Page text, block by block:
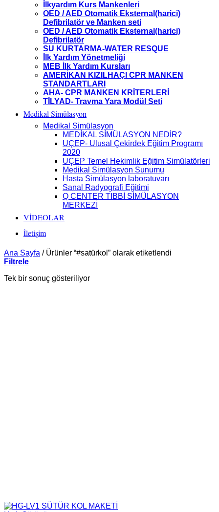
İlkyardım Kurs Mankenleri
OED / AED Otomatik Eksternal(harici)
Defibrilatör ve Manken seti
OED / AED Otomatik Eksternal(harici)
Defibrilatör
SU KURTARMA-WATER RESQUE
İlk Yardım Yönetmeliği
MEB İlk Yardım Kursları
AMERİKAN KIZILHAÇI CPR MANKEN
STANDARTLARI
AHA- CPR MANKEN KRİTERLERİ
TİLYAD- Travma Yara Modül Seti
Medikal Simülasyon
Medikal Simülasyon
MEDİKAL SİMÜLASYON NEDİR?
UÇEP- Ulusal Çekirdek Eğitim Programı
2020
UÇEP Temel Hekimlik Eğitim Simülatörleri
Medikal Simülasyon Sunumu
Hasta Simülasyon laboratuvarı
Sanal Radyografi Eğitimi
Q CENTER TIBBİ SİMÜLASYON
MERKEZİ
VİDEOLAR
İletişim
Ana Sayfa /Ürünler “#satürkol” olarak etiketlendi
Filtrele
Tek bir sonuç gösteriliyor